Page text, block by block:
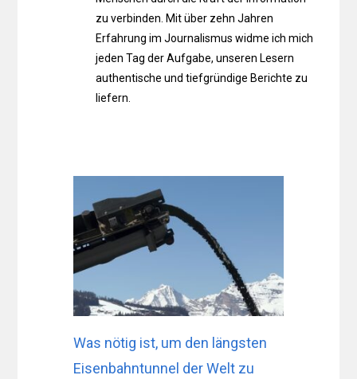
zu verbinden. Mit über zehn Jahren
Erfahrung im Journalismus widme ich mich
jeden Tag der Aufgabe, unseren Lesern
authentische und tiefgründige Berichte zu
liefern.
Was nötig ist, um den längsten
Eisenbahntunnel der Welt zu